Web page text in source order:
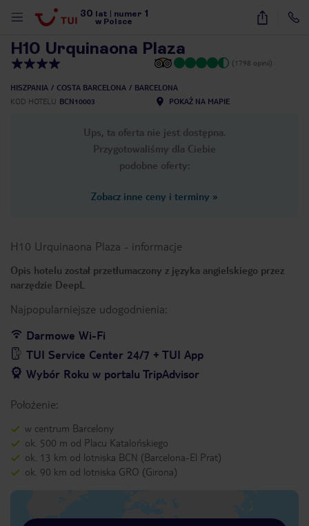
30 lat numer 1
w Polsce
27
H10 Urquinaona Plaza
(1798 opinii)
HISZPANIA COSTA BARCELONA
BARCELONA
KOD HOTELU BCN10003 POKAŻ NA MAPIE
Ups, ta oferta nie jest dostępna.
Przygotowaliśmy dla Ciebie
podobne oferty:
Zobacz inne ceny i terminy »
H10 Urquinaona Plaza - informacje
Opis hotelu został przetłumaczony z języka angielskiego przez
narzędzie DeepL
Najpopularniejsze udogodnienia:
Darmowe Wi-Fi
TUI Service Center 24/7 + TUI App
Wybór Roku w portalu TripAdvisor
Położenie:
w centrum Barcelony
ok. 500 m od Placu Katalońskiego
ok. 13 km od lotniska BCN (Barcelona-El Prat)
ok. 90 km od lotniska GRO (Girona)